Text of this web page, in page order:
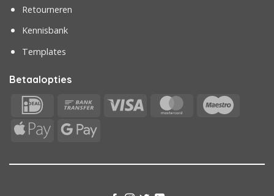
Retourneren
Kennisbank
Templates
Betaalopties
IDeal
Bank
Visa MasterCard
Apple
Google